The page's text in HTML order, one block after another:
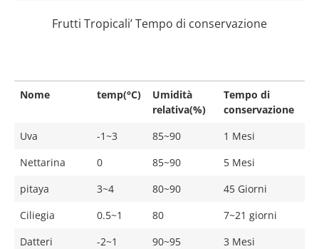
Frutti Tropicali’ Tempo di conservazione
Nome temp(°C)
Umidità
relativa(%)
Tempo di
conservazione
Uva
-1~3 85~90
1 Mesi
Nettarina
0 85~90
5 Mesi
pitaya
3~4 80~90
45 Giorni
Ciliegia
0.5~1 80
7~21 giorni
Datteri
-2~1 90~95 3 Mesi